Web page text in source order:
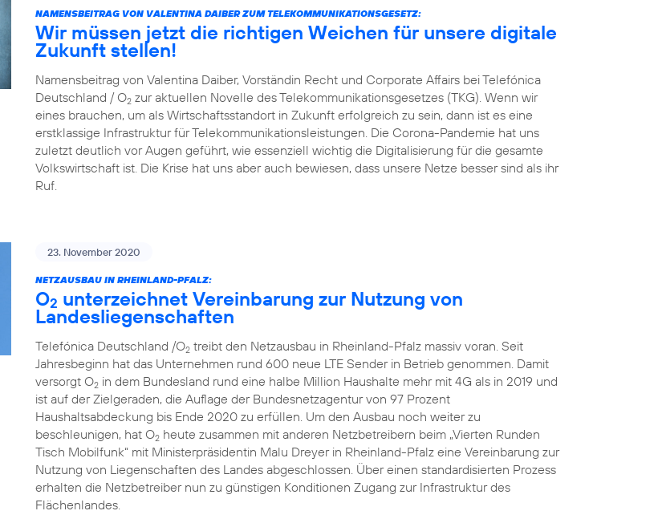
NAMENSBEITRAG VON VALENTINA DAIBER ZUM TELEKOMMUNIKATIONSGESETZ:
Wir müssen jetzt die richtigen Weichen für unsere digitale
Zukunft stellen!
Namensbeitrag von Valentina Daiber, Vorständin Recht und Corporate Affairs bei Telefónica
Deutschland / O2 zur aktuellen Novelle des Telekommunikationsgesetzes (TKG). Wenn wir
eines brauchen, um als Wirtschaftsstandort in Zukunft erfolgreich zu sein, dann ist es eine
erstklassige Infrastruktur für Telekommunikationsleistungen. Die Corona-Pandemie hat uns
zuletzt deutlich vor Augen geführt, wie essenziell wichtig die Digitalisierung für die gesamte
Volkswirtschaft ist. Die Krise hat uns aber auch bewiesen, dass unsere Netze besser sind als ihr
Ruf.
23. November 2020
NETZAUSBAU IN RHEINLAND-PFALZ:
O2 unterzeichnet Vereinbarung zur Nutzung von
Landesliegenschaften
Telefónica Deutschland /O2 treibt den Netzausbau in Rheinland-Pfalz massiv voran. Seit
Jahresbeginn hat das Unternehmen rund 600 neue LTE Sender in Betrieb genommen. Damit
versorgt O2 in dem Bundesland rund eine halbe Million Haushalte mehr mit 4G als in 2019 und
ist auf der Zielgeraden, die Auflage der Bundesnetzagentur von 97 Prozent
Haushaltsabdeckung bis Ende 2020 zu erfüllen. Um den Ausbau noch weiter zu
beschleunigen, hat O2 heute zusammen mit anderen Netzbetreibern beim „Vierten Runden
Tisch Mobilfunk“ mit Ministerpräsidentin Malu Dreyer in Rheinland-Pfalz eine Vereinbarung zur
Nutzung von Liegenschaften des Landes abgeschlossen. Über einen standardisierten Prozess
erhalten die Netzbetreiber nun zu günstigen Konditionen Zugang zur Infrastruktur des
Flächenlandes.